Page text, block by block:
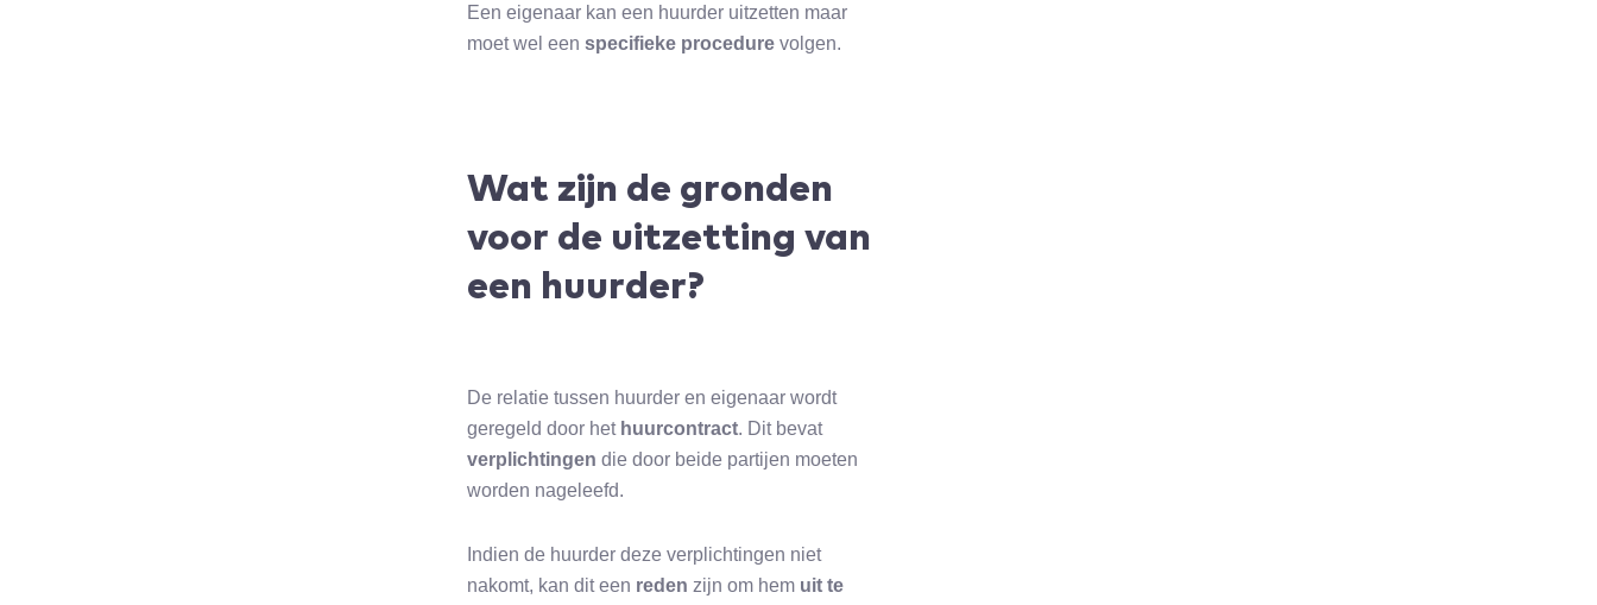
Een eigenaar kan een huurder uitzetten maar
moet wel eenspecifieke procedure volgen.
Wat zijn de gronden
voor de uitzetting van
een huurder?
De relatie tussen huurder en eigenaar wordt
geregeld door het huurcontract. Dit bevat
verplichtingen die door beide partijen moeten
worden nageleefd.
Indien de huurder deze verplichtingen niet
nakomt, kan dit een reden zijn om hem uit te